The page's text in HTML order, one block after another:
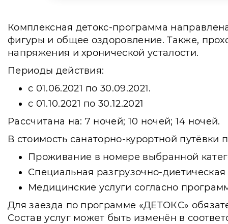
Комплексная детокс-программа
фигуры и общее оздоровление. Также,
напряжения и хронической усталости.
Периоды действия:
с 01.06.2021 по 30.09.2021.
с 01.10.2021 по 30.12.2021
Рассчитана на: 7 ночей; 10 ночей; 14 ночей.
В стоимость санаторно-курортной
Проживание в номере выбранной
Специальная разгрузочно-
Медицинские услуги согласно
Для заезда по программе «ДЕТОКС»
Состав услуг может быть изменён в